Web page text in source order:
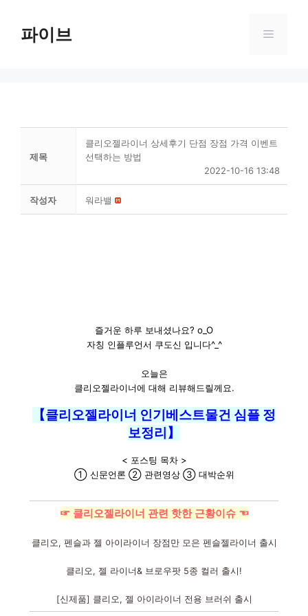
content파이브 Menu
제목
클리오젤라이너 상세후기 단점 장점 가격 이벤트
선택하는 방법
2022-10-16 13:48
작성자 워라밸
즐거운 하루 보내셨나요? o_O
자칭 인플루언서 쿠도신 입니다^_^
오늘은
클리오젤라이너에 대해 리뷰해드릴께요.
【클리오젤라이너 인기베스트물건 심플 정
보정리】
< 포스팅 목차 >
① 신문언론 ② 관련영상 ③ 대박순위
☞ 클리오젤라이너 관련 핫한 근황이슈 ☜
클리오, 펜슬과 젤 아이라이너 장점만 모은 펜슬젤라이너 출시
클리오, 젤 라이너& 브로우팟 5종 컬러 출시!
[신제품] 클리오, 젤 아이라이너 전용 브러쉬 출시